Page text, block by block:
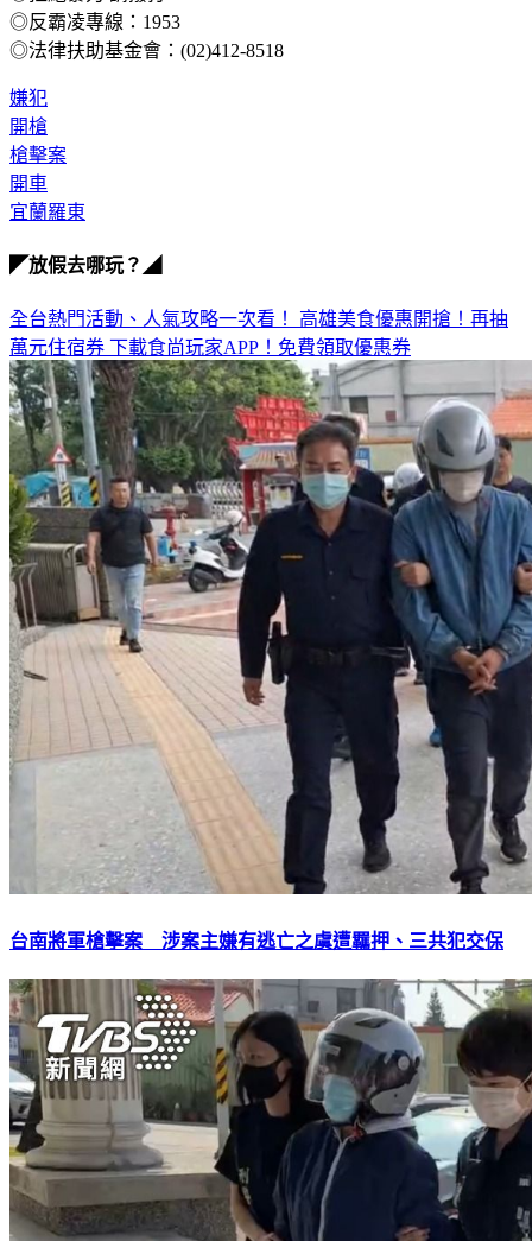
◎反霸凌專線：1953
◎法律扶助基金會：(02)412-8518
嫌犯
開槍
槍擊案
開車
宜蘭羅東
◤放假去哪玩？◢
全台熱門活動、人氣攻略一次看！ 高雄美食優惠開搶！再抽
萬元住宿券 下載食尚玩家APP！免費領取優惠券
台南將軍槍擊案 涉案主嫌有逃亡之虞遭羈押、三共犯交保